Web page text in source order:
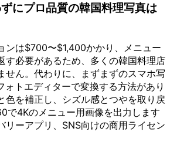
にプロ品質の韓国料理写真は
ンは$700〜$1,400かかり、メニュー
す必要があるため、多くの韓国料理店
せん。代わりに、まずまずのスマホ写
ォトエディターで変換する方法があり
色を補正し、シズル感とつやを取り戻
で4Kのメニュー用画像を出力します
ーアプリ、SNS向けの商用ライセン